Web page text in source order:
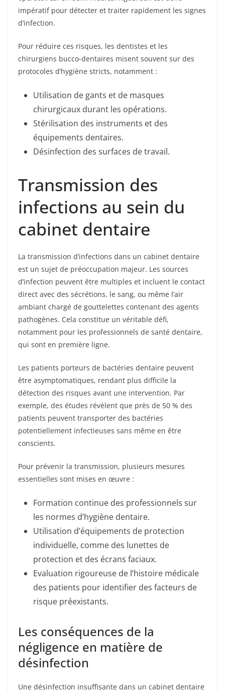
impératif pour détecter et traiter rapidement les signes
d’infection.
Pour réduire ces risques, les dentistes et les
chirurgiens bucco-dentaires misent souvent sur des
protocoles d’hygiène stricts, notamment :
Utilisation de gants et de masques
chirurgicaux durant les opérations.
Stérilisation des instruments et des
équipements dentaires.
Désinfection des surfaces de travail.
Transmission des
infections au sein du
cabinet dentaire
La transmission d’infections dans un cabinet dentaire
est un sujet de préoccupation majeur. Les sources
d’infection peuvent être multiples et incluent le contact
direct avec des sécrétions, le sang, ou même l’air
ambiant chargé de gouttelettes contenant des agents
pathogènes. Cela constitue un véritable défi,
notamment pour les professionnels de santé dentaire,
qui sont en première ligne.
Les patients porteurs de bactéries dentaire peuvent
être asymptomatiques, rendant plus difficile la
détection des risques avant une intervention. Par
exemple, des études révèlent que près de 50 % des
patients peuvent transporter des bactéries
potentiellement infectieuses sans même en être
conscients.
Pour prévenir la transmission, plusieurs mesures
essentielles sont mises en œuvre :
Formation continue des professionnels sur
les normes d’hygiène dentaire.
Utilisation d’équipements de protection
individuelle, comme des lunettes de
protection et des écrans faciaux.
Evaluation rigoureuse de l’histoire médicale
des patients pour identifier des facteurs de
risque préexistants.
Les conséquences de la
négligence en matière de
désinfection
Une désinfection insuffisante dans un cabinet dentaire